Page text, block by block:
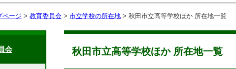
ページ > 教育委員会 > 市立学校の所在地 > 秋田市立高等学校ほか 所在地一覧
秋田市立高等学校ほか 所在地一覧
会